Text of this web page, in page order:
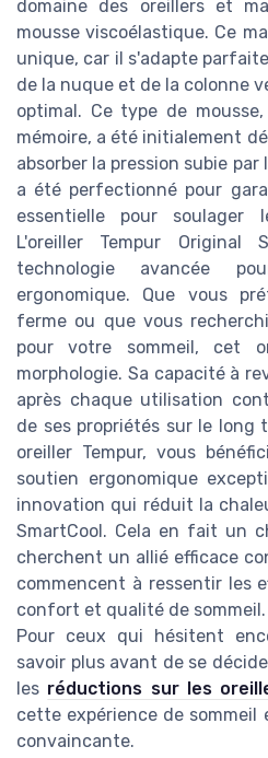
domaine des oreillers et
mousse viscoélastique. Ce
unique, car il s'adapte
de la nuque et de la colonne
optimal. Ce type de
mémoire, a été initialement
absorber la pression subie par
a été perfectionné pour
essentielle pour soulager
L'oreiller Tempur Original
technologie avancée
ergonomique. Que vous
ferme ou que vous
pour votre sommeil, cet
morphologie. Sa capacité à
après chaque utilisation
de ses propriétés sur le long
oreiller Tempur, vous
soutien ergonomique
innovation qui réduit la
SmartCool. Cela en fait un
cherchent un allié efficace
commencent à ressentir les
confort et qualité de sommeil.
Pour ceux qui hésitent
savoir plus avant de se
les réductions sur les
cette expérience de sommeil
convaincante.